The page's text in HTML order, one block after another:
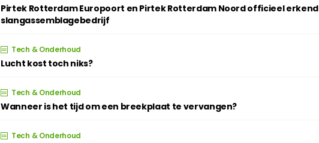
Pirtek Rotterdam Europoort en Pirtek Rotterdam Noord officieel erkend
slangassemblagebedrijf
Tech & Onderhoud
Lucht kost toch niks?
Tech & Onderhoud
Wanneer is het tijd om een breekplaat te vervangen?
Tech & Onderhoud